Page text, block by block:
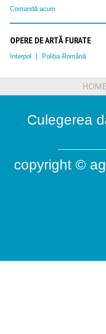
Comandă acum
OPERE DE ARTĂ FURATE
Interpol Poliția Română
HOME
Culegerea
copyright ©